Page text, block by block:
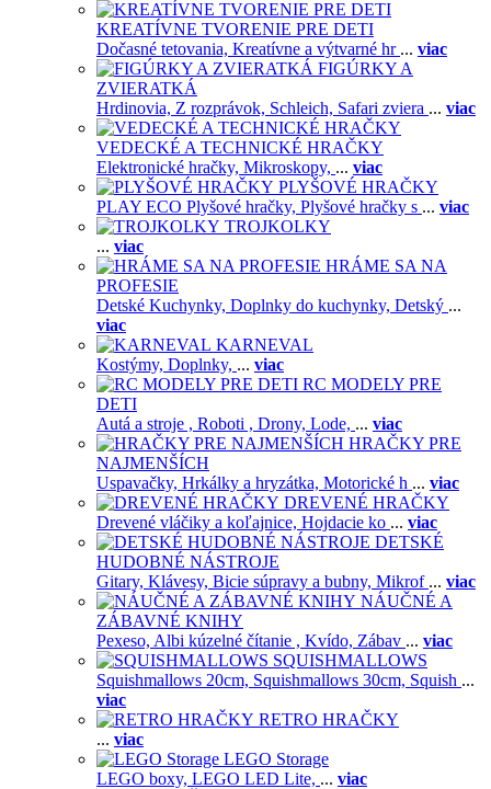
KREATÍVNE TVORENIE PRE DETI
Dočasné tetovania, Kreatívne a výtvarné hr ... viac
FIGÚRKY A
ZVIERATKÁ
Hrdinovia, Z rozprávok, Schleich, Safari zviera ... viac
VEDECKÉ A TECHNICKÉ HRAČKY
Elektronické hračky, Mikroskopy, ... viac
PLYŠOVÉ HRAČKY
PLAY ECO Plyšové hračky, Plyšové hračky s ... viac
TROJKOLKY
... viac
HRÁME SA NA
PROFESIE
Detské Kuchynky, Doplnky do kuchynky, Detský ...
viac
KARNEVAL
Kostýmy, Doplnky, ... viac
RC MODELY PRE
DETI
Autá a stroje , Roboti , Drony, Lode, ... viac
HRAČKY PRE
NAJMENŠÍCH
Uspavačky, Hrkálky a hryzátka, Motorické h ... viac
DREVENÉ HRAČKY
Drevené vláčiky a koľajnice, Hojdacie ko ... viac
DETSKÉ
HUDOBNÉ NÁSTROJE
Gitary, Klávesy, Bicie súpravy a bubny, Mikrof ... viac
NÁUČNÉ A
ZÁBAVNÉ KNIHY
Pexeso, Albi kúzelné čítanie , Kvído, Zábav ... viac
SQUISHMALLOWS
Squishmallows 20cm, Squishmallows 30cm, Squish ...
viac
RETRO HRAČKY
... viac
LEGO Storage
LEGO boxy, LEGO LED Lite, ... viac